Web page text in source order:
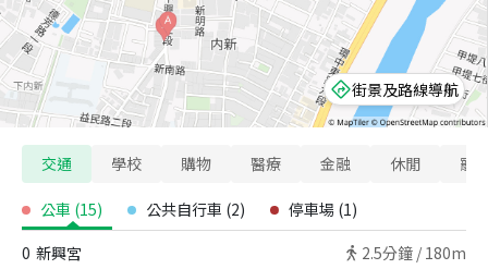
街景及路線導航
交通 學校 購物 醫療 金融 休閒 寵
公車 (15) 公共自行車 (2) 停車場 (1)
0 新興宮 2.5分鐘 / 180m